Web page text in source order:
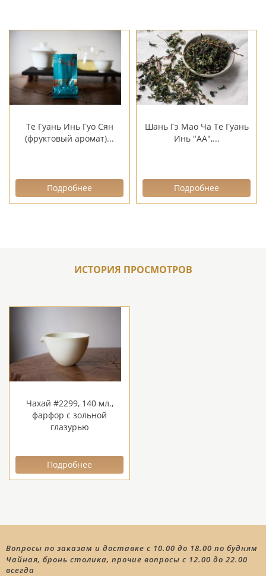
Те Гуань Инь Гуо Сян
(фруктовый аромат)...
Подробнее
Шань Гэ Мао Ча Те Гуань
Инь "АА",...
Подробнее
ИСТОРИЯ ПРОСМОТРОВ
Чахай #2299, 140 мл.,
фарфор с зольной
глазурью
Подробнее
Вопросы по заказам и доставке с 10.00 до 18.00 по будням
Чайная, бронь столика, прочие вопросы с 12.00 до 22.00
всегда